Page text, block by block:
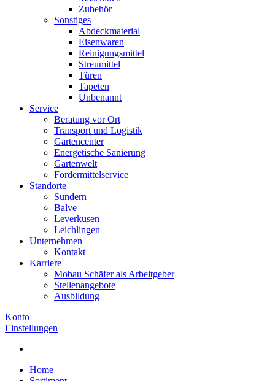
Zubehör
Sonstiges
Abdeckmaterial
Eisenwaren
Reinigungsmittel
Streumittel
Türen
Tapeten
Unbenannt
Service
Beratung vor Ort
Transport und Logistik
Gartencenter
Energetische Sanierung
Gartenwelt
Fördermittelservice
Standorte
Sundern
Balve
Leverkusen
Leichlingen
Unternehmen
Kontakt
Karriere
Mobau Schäfer als Arbeitgeber
Stellenangebote
Ausbildung
Konto
Einstellungen
Home